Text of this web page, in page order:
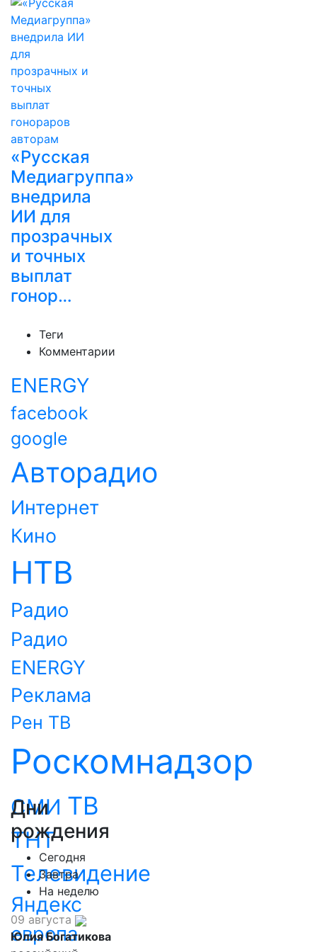
«Русская
Медиагруппа»
внедрила
ИИ для
прозрачных
и точных
выплат
гонор…
Теги
Комментарии
ENERGY
facebook
google
Авторадио
Интернет
Кино
НТВ
Радио
Радио
ENERGY
Реклама
Рен ТВ
Роскомнадзор
СМИ ТВ
ТНТ
Телевидение
Яндекс
европа
Дни
рождения
Сегодня
Завтра
На неделю
09 августа
Юлия Богатикова